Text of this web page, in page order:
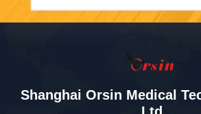
Shanghai Orsin Medical